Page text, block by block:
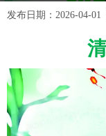
发布日期： 2026-04-01